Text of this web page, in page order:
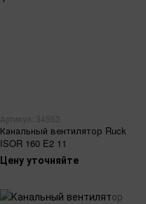
Артикул: 34553
Канальный вентилятор Ruck
ISOR 160 E2 11
Цену уточняйте